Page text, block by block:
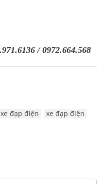
/ 0972.664.568
đạp điện
xe đạp điện